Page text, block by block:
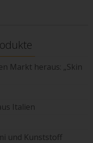
Markt heraus: „Skin
Italien
und Kunststoff